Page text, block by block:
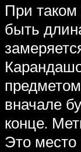
При
быть
вначале
конце.
Это место